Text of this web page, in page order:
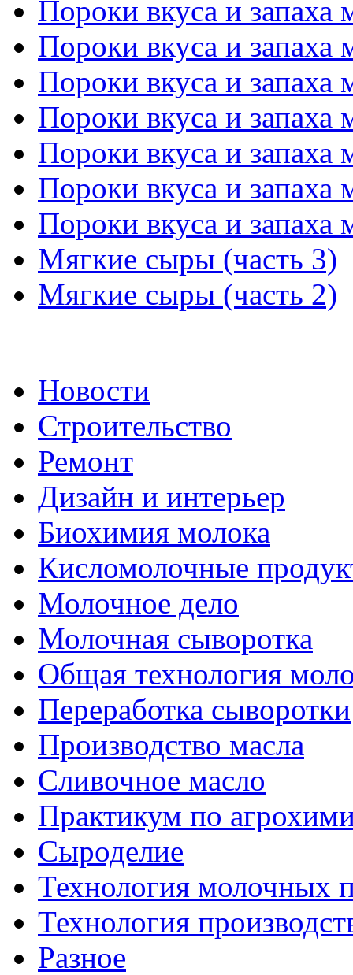
Пороки вкуса и запаха
Пороки вкуса и запаха
Пороки вкуса и запаха
Пороки вкуса и запаха
Пороки вкуса и запаха
Пороки вкуса и запаха
Пороки вкуса и запаха
Мягкие сыры (часть 3)
Мягкие сыры (часть 2)
Новости
Строительство
Ремонт
Дизайн и интерьер
Биохимия молока
Кисломолочные
Молочное дело
Молочная сыворотка
Общая технология
Переработка сыворотки
Производство масла
Сливочное масло
Практикум по
Сыроделие
Технология молочных
Технология
Разное